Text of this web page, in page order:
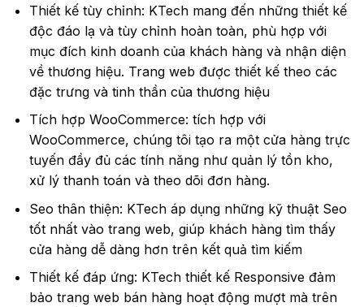
Thiết kế tùy chỉnh: KTech mang đến những thiết kế
độc đáo lạ và tùy chỉnh hoàn toàn, phù hợp với
mục đích kinh doanh của khách hàng và nhận diện
về thương hiệu. Trang web được thiết kế theo các
đặc trưng và tinh thần của thương hiệu
Tích hợp WooCommerce: tích hợp với
WooCommerce, chúng tôi tạo ra một cửa hàng trực
tuyến đầy đủ các tính năng như quản lý tồn kho,
xử lý thanh toán và theo dõi đơn hàng.
Seo thân thiện: KTech áp dụng những kỹ thuật Seo
tốt nhất vào trang web, giúp khách hàng tìm thấy
cửa hàng dễ dàng hơn trên kết quả tìm kiếm
Thiết kế đáp ứng: KTech thiết kế Responsive đảm
bảo trang web bán hàng hoạt động mượt mà trên